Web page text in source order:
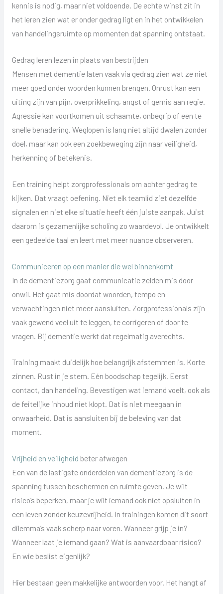
kennis is nodig, maar niet voldoende. De echte winst zit in
het leren zien wat er onder gedrag ligt en in het ontwikkelen
van handelingsruimte op momenten dat spanning ontstaat.
Gedrag leren lezen in plaats van bestrijden
Mensen met dementie laten vaak via gedrag zien wat ze niet
meer goed onder woorden kunnen brengen. Onrust kan een
uiting zijn van pijn, overprikkeling, angst of gemis aan regie.
Agressie kan voortkomen uit schaamte, onbegrip of een te
snelle benadering. Weglopen is lang niet altijd dwalen zonder
doel, maar kan ook een zoekbeweging zijn naar veiligheid,
herkenning of betekenis.
Een training helpt zorgprofessionals om achter gedrag te
kijken. Dat vraagt oefening. Niet elk teamlid ziet dezelfde
signalen en niet elke situatie heeft één juiste aanpak. Juist
daarom is gezamenlijke scholing zo waardevol. Je ontwikkelt
een gedeelde taal en leert met meer nuance observeren.
Communiceren op een manier die wel binnenkomt
In de dementiezorg gaat communicatie zelden mis door
onwil. Het gaat mis doordat woorden, tempo en
verwachtingen niet meer aansluiten. Zorgprofessionals zijn
vaak gewend veel uit te leggen, te corrigeren of door te
vragen. Bij dementie werkt dat regelmatig averechts.
Training maakt duidelijk hoe belangrijk afstemmen is. Korte
zinnen. Rust in je stem. Eén boodschap tegelijk. Eerst
contact, dan handeling. Bevestigen wat iemand voelt, ook als
de feitelijke inhoud niet klopt. Dat is niet meegaan in
onwaarheid. Dat is aansluiten bij de beleving van dat
moment.
Vrijheid en veiligheid beter afwegen
Een van de lastigste onderdelen van dementiezorg is de
spanning tussen beschermen en ruimte geven. Je wilt
risico’s beperken, maar je wilt iemand ook niet opsluiten in
een leven zonder keuzevrijheid. In trainingen komen dit soort
dilemma’s vaak scherp naar voren. Wanneer grijp je in?
Wanneer laat je iemand gaan? Wat is aanvaardbaar risico?
En wie beslist eigenlijk?
Hier bestaan geen makkelijke antwoorden voor. Het hangt af